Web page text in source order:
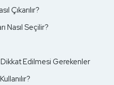
Çıkarılır?
Nasıl Seçilir?
Edilmesi Gerekenler